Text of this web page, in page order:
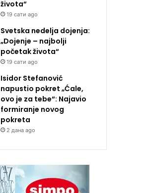
života“
19 сати ago
Svetska nedelja dojenja:
„Dojenje – najbolji
početak života“
19 сати ago
Isidor Stefanović
napustio pokret „Ćale,
ovo je za tebe“: Najavio
formiranje novog
pokreta
2 дана ago